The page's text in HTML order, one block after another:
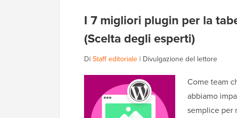
I 7 migliori plugin per la
(Scelta degli esperti)
DiStaff editoriale | Divulgazione del lettore
Come team
abbiamo
semplice per